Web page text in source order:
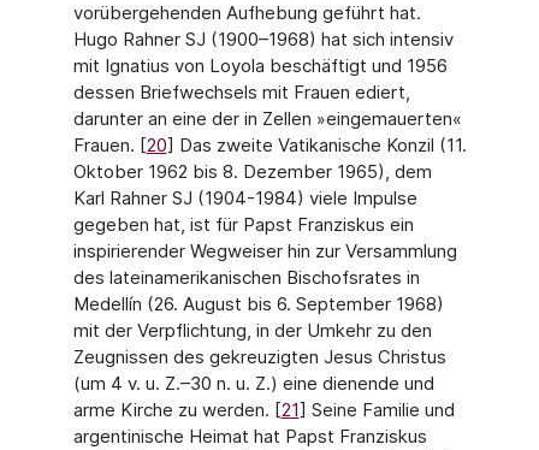
vorübergehenden Aufhebung geführt hat.
Hugo Rahner SJ (1900–1968) hat sich intensiv
mit Ignatius von Loyola beschäftigt und 1956
dessen Briefwechsels mit Frauen ediert,
darunter an eine der in Zellen »einge­mauerten«
Frauen. [20] Das zweite Vatikanische Konzil (11.
Oktober 1962 bis 8. Dezember 1965), dem
Karl Rahner SJ (1904-1984) viele Impulse
gegeben hat, ist für Papst Fran­ziskus ein
inspirierender Wegweiser hin zur Versammlung
des lateinamerikanischen Bi­schofsrates in
Medellín (26. August bis 6. September 1968)
mit der Verpflichtung, in der Umkehr zu den
Zeugnissen des gekreuzigten Jesus Christus
(um 4 v. u. Z.–30 n. u. Z.) eine dienende und
arme Kirche zu werden. [21] Seine Familie und
argentinische Heimat hat Papst Franziskus